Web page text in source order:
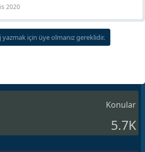
2020
yazmak için üye olmanız gereklidir.
Konular
5.7K